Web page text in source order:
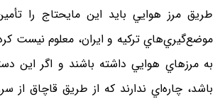
طريق مرز هوايي بايد اين مايحتاج را
موضع‌گيري‌هاي تركيه و ايران، معلوم نيست
به مرزهاي هوايي داشته باشند و اگر اين
باشد، چاره‌اي ندارند كه از طريق قاچاق از